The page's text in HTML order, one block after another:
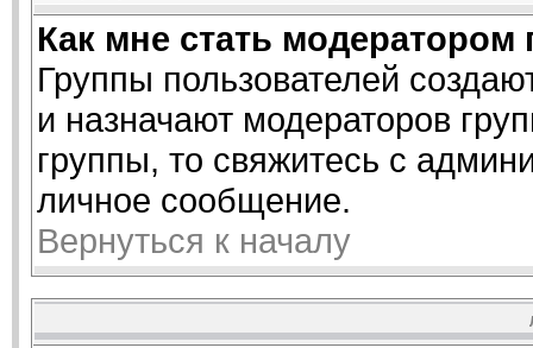
Как мне стать модератором
Группы пользователей
и назначают модераторов
группы, то свяжитесь с
личное сообщение.
Вернуться к началу